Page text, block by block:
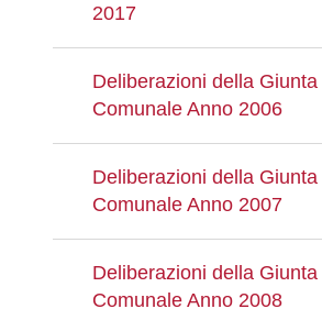
2017
Deliberazioni della Giunta
Comunale Anno 2006
Deliberazioni della Giunta
Comunale Anno 2007
Deliberazioni della Giunta
Comunale Anno 2008